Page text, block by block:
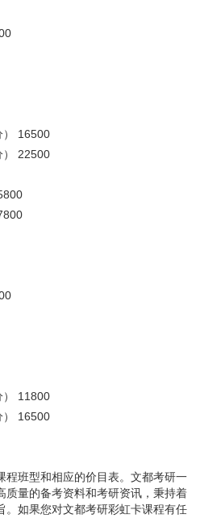
） 16500
） 22500
） 11800
） 16500
程班型和相应的价目表。文都考研一
质量的备考资料和考研资讯，秉持着
。如果您对文都考研彩虹卡课程有任